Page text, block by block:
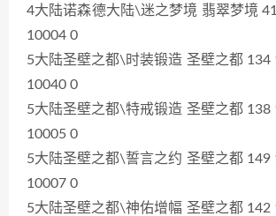
4大陆诺森德大陆\迷之梦境 翡翠梦境
10004 0
5大陆圣壁之都\时装锻造 圣壁之都 134
10040 0
5大陆圣壁之都\特戒锻造 圣壁之都 138
10005 0
5大陆圣壁之都\誓言之约 圣壁之都 149
10007 0
5大陆圣壁之都\神佑增幅 圣壁之都 142